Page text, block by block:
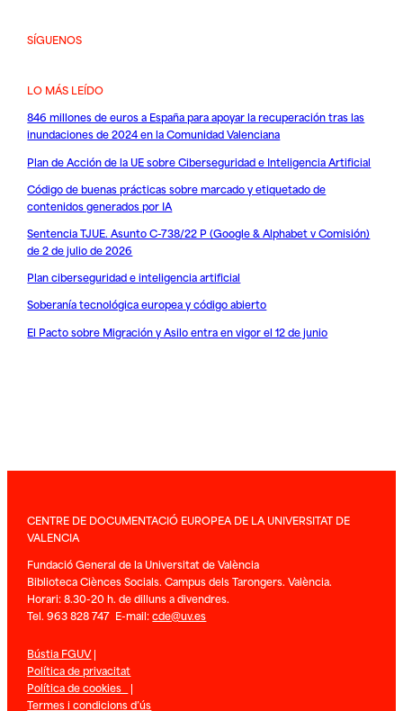
SÍGUENOS
LO MÁS LEÍDO
846 millones de euros a España para apoyar la recuperación tras las
inundaciones de 2024 en la Comunidad Valenciana
Plan de Acción de la UE sobre Ciberseguridad e Inteligencia Artificial
Código de buenas prácticas sobre marcado y etiquetado de
contenidos generados por IA
Sentencia TJUE. Asunto C-738/22 P (Google & Alphabet v Comisión)
de 2 de julio de 2026
Plan ciberseguridad e inteligencia artificial
Soberanía tecnológica europea y código abierto
El Pacto sobre Migración y Asilo entra en vigor el 12 de junio
CENTRE DE DOCUMENTACIÓ EUROPEA DE LA UNIVERSITAT DE
VALENCIA
Fundació General de la Universitat de València
Biblioteca Ciènces Socials. Campus dels Tarongers. València.
Horari: 8.30-20 h. de dilluns a divendres.
Tel. 963 828 747 E-mail:cde@uv.es
Bústia FGUV|
Política de privacitat
Política de cookies |
Termes i condicions d’ús